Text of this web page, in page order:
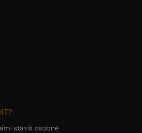
stavíš osobně